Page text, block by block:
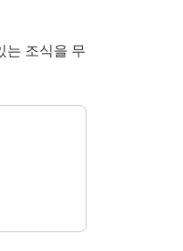
는 조식을 무